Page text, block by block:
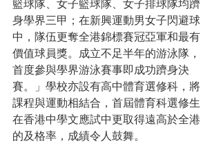
籃球隊、女子籃球隊、女子排球隊均躋
身學界三甲；在新興運動男女子閃避球
中，隊伍更奪全港錦標賽冠亞軍和最有
價值球員獎。成立不足半年的游泳隊，
首度參與學界游泳賽事即成功躋身決
賽。」學校亦設有高中體育選修科，將
課程與運動相結合，首屆體育科選修生
在香港中學文應試中更取得遠高於全港
的及格率，成績令人鼓舞。